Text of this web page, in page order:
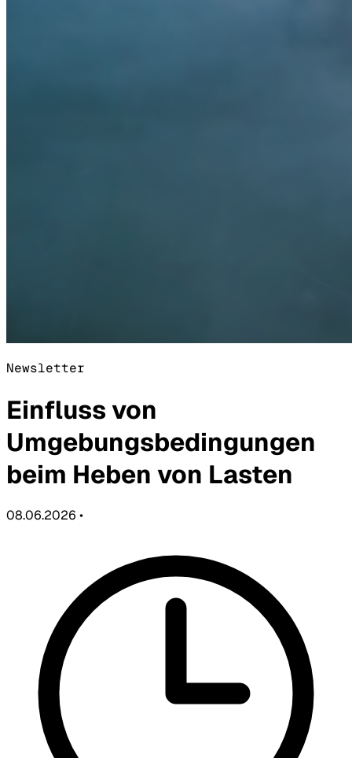
Newsletter
Einfluss von
Umgebungsbedingungen
beim Heben von Lasten
08.06.2026 •